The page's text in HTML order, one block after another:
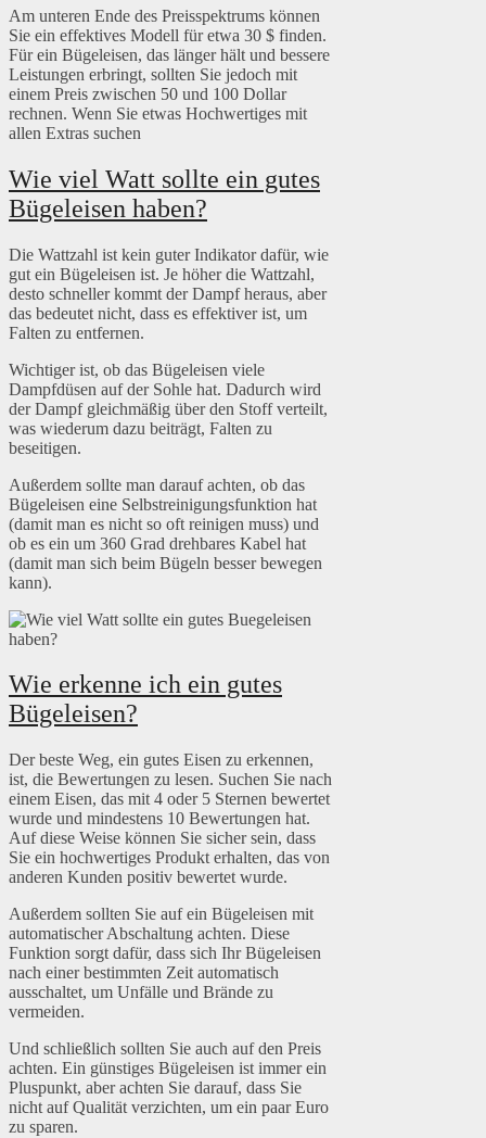
Am unteren Ende des Preisspektrums können
Sie ein effektives Modell für etwa 30 $ finden.
Für ein Bügeleisen, das länger hält und bessere
Leistungen erbringt, sollten Sie jedoch mit
einem Preis zwischen 50 und 100 Dollar
rechnen. Wenn Sie etwas Hochwertiges mit
allen Extras suchen
Wie viel Watt sollte ein gutes
Bügeleisen haben?
Die Wattzahl ist kein guter Indikator dafür, wie
gut ein Bügeleisen ist. Je höher die Wattzahl,
desto schneller kommt der Dampf heraus, aber
das bedeutet nicht, dass es effektiver ist, um
Falten zu entfernen.
Wichtiger ist, ob das Bügeleisen viele
Dampfdüsen auf der Sohle hat. Dadurch wird
der Dampf gleichmäßig über den Stoff verteilt,
was wiederum dazu beiträgt, Falten zu
beseitigen.
Außerdem sollte man darauf achten, ob das
Bügeleisen eine Selbstreinigungsfunktion hat
(damit man es nicht so oft reinigen muss) und
ob es ein um 360 Grad drehbares Kabel hat
(damit man sich beim Bügeln besser bewegen
kann).
Wie erkenne ich ein gutes
Bügeleisen?
Der beste Weg, ein gutes Eisen zu erkennen,
ist, die Bewertungen zu lesen. Suchen Sie nach
einem Eisen, das mit 4 oder 5 Sternen bewertet
wurde und mindestens 10 Bewertungen hat.
Auf diese Weise können Sie sicher sein, dass
Sie ein hochwertiges Produkt erhalten, das von
anderen Kunden positiv bewertet wurde.
Außerdem sollten Sie auf ein Bügeleisen mit
automatischer Abschaltung achten. Diese
Funktion sorgt dafür, dass sich Ihr Bügeleisen
nach einer bestimmten Zeit automatisch
ausschaltet, um Unfälle und Brände zu
vermeiden.
Und schließlich sollten Sie auch auf den Preis
achten. Ein günstiges Bügeleisen ist immer ein
Pluspunkt, aber achten Sie darauf, dass Sie
nicht auf Qualität verzichten, um ein paar Euro
zu sparen.